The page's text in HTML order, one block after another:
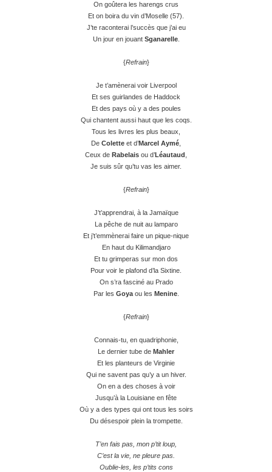
On goûtera les harengs crus
Et on boira du vin d’Moselle (57).
J’te raconterai l’succès que j’ai eu
Un jour en jouant Sganarelle.
{Refrain}
Je t’amènerai voir Liverpool
Et ses guirlandes de Haddock
Et des pays où y a des poules
Qui chantent aussi haut que les coqs.
Tous les livres les plus beaux,
De Colette et d’Marcel Aymé
Ceux de Rabelais ou d’Léautaud
Je suis sûr qu’tu vas les aimer.
{Refrain}
J’t’apprendrai, à la Jamaïque
La pêche de nuit au lamparo
Et j’t’emmènerai faire un pique-nique
En haut du Kilimandjaro
Et tu grimperas sur mon dos
Pour voir le plafond d’la Sixtine.
On s’ra fasciné au Prado
Par les Goyaou les Menine.
{Refrain}
Connais-tu, en quadriphonie,
Le dernier tube de Mahler
Et les planteurs de Virginie
Qui ne savent pas qu’y a un hiver.
On en a des choses à voir
Jusqu’à la Louisiane en fête
Où y a des types qui ont tous les soirs
Du désespoir plein la trompette.
T’en fais pas, mon p’tit loup,
C’est la vie, ne pleure pas.
Oublie-les, les p’tits cons